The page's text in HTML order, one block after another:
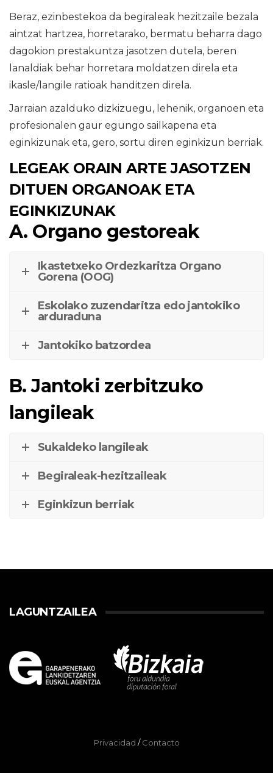
Beraz, ezinbestekoa da begiraleak hezitzaile bezala
aintzat hartzea, horretarako, bermatu beharra dago
dagokion prestakuntza jasotzen dutela, beren
lanaldiak behar horretara moldatzen direla eta
ikasle/langile ratioak handitzen direla.
Jarraian azalduko dizkizuegu, lehenik, organoen eta
profesionalen gaur egungo sailkapena eta
eginkizunak eta, gero, sortu diren eginkizun berriak.
LEGEAK ORAIN ARTE JASOTZEN
DITUEN ORGANOAK ETA
EGINKIZUNAK
A. Organo gestoreak
Ikastetxeko Ordezkaritza Organo
Gorena (OOG)
Eskolako zuzendaritza edo jantokiko
arduraduna
Jantokiko batzordea
B. Jantoki zerbitzuko
langileak
Sukaldeko langileak
Begiraleak-hezitzaileak
Eginkizun berriak
LAGUNTZAILEA
Privacidad /Contacto